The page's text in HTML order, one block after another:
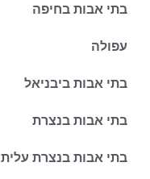
בתי אבות בחיפה
עפולה
בתי אבות ביבניאל
בתי אבות בנצרת
בתי אבות בנצרת עלית